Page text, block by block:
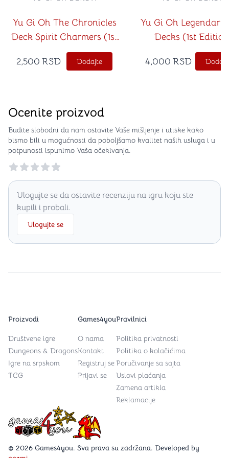
Yu Gi Oh The Chronicles
Deck Spirit Charmers (1st
Edition)
2,500 RSD Dodajte
Yu Gi Oh Legendary
Decks (1st
4,000 RSD
Ocenite proizvod
Budite slobodni da nam ostavite Vaše mišljenje i utiske kako
bismo bili u mogućnosti da poboljšamo kvalitet naših usluga i u
potpunosti ispunimo Vaša očekivanja.
Reviews
Ulogujte se da ostavite recenziju na igru koju ste
kupili i probali.
Ulogujte se
Games4you logo
© 2026 Games4you. Sva prava su zadržana. Developed by
Proizvodi
Društvene igre
Dungeons & Dragons
Igre na srpskom
TCG
Games4you
O nama
Kontakt
Registruj se
Prijavi se
Pravilnici
Politika privatnosti
Politika o kolačićima
Poručivanje sa sajta
Uslovi plaćanja
Zamena artikla
Reklamacije